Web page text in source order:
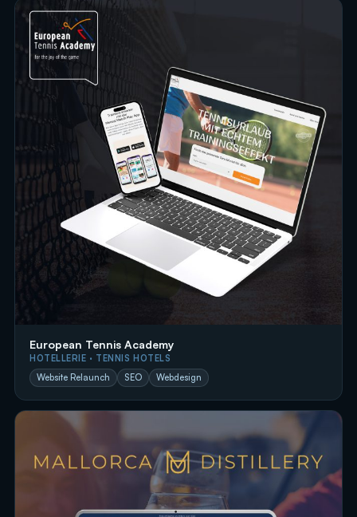
European Tennis Academy
HOTELLERIE · TENNIS HOTELS
Website Relaunch
SEO Webdesign